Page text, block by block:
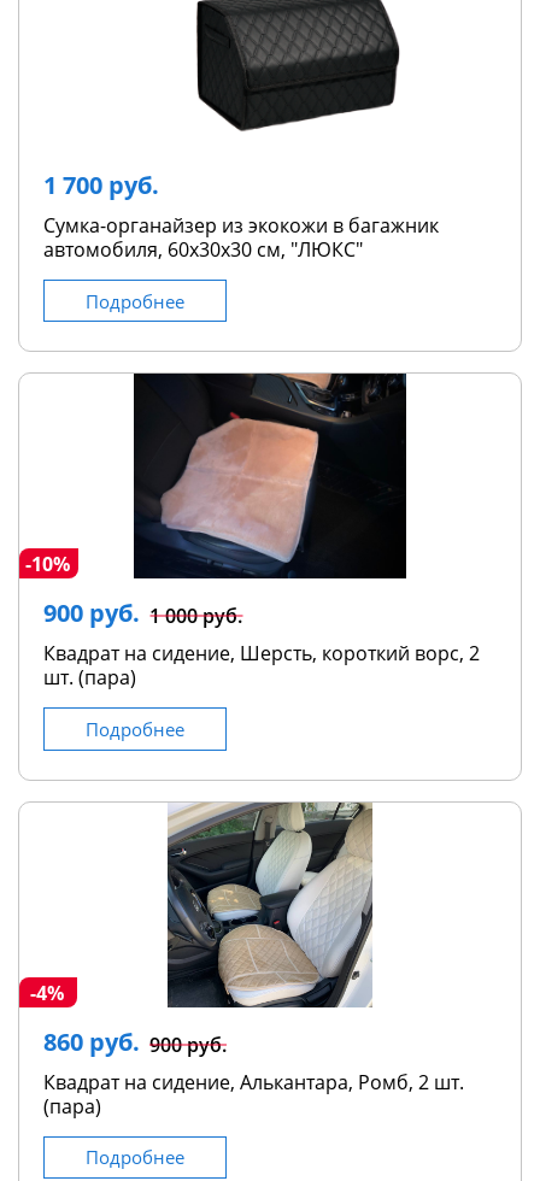
1 700 руб.
Сумка-органайзер из экокожи в багажник
автомобиля, 60х30х30 см, "ЛЮКС"
Подробнее
-10%
900 руб. 1 000 руб.
Квадрат на сидение, Шерсть, короткий ворс, 2
шт. (пара)
Подробнее
-4%
860 руб. 900 руб.
Квадрат на сидение, Алькантара, Ромб, 2 шт.
(пара)
Подробнее